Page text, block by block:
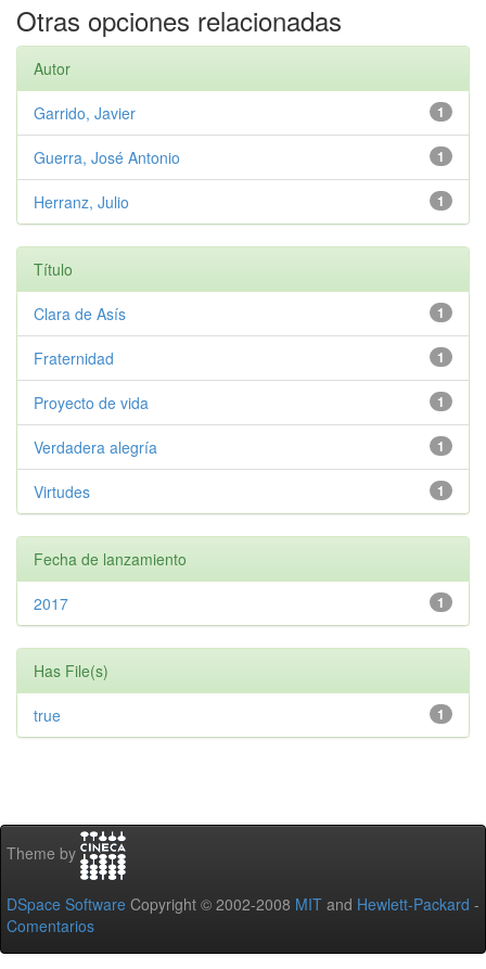
Otras opciones relacionadas
Autor
1
Garrido, Javier
1
Guerra, José Antonio
1
Herranz, Julio
Título
1
Clara de Asís
1
Fraternidad
1
Proyecto de vida
1
Verdadera alegría
1
Virtudes
Fecha de lanzamiento
1
2017
Has File(s)
1
true
Theme by
DSpace Software Copyright © 2002-2008 MIT and Hewlett-Packard -
Comentarios